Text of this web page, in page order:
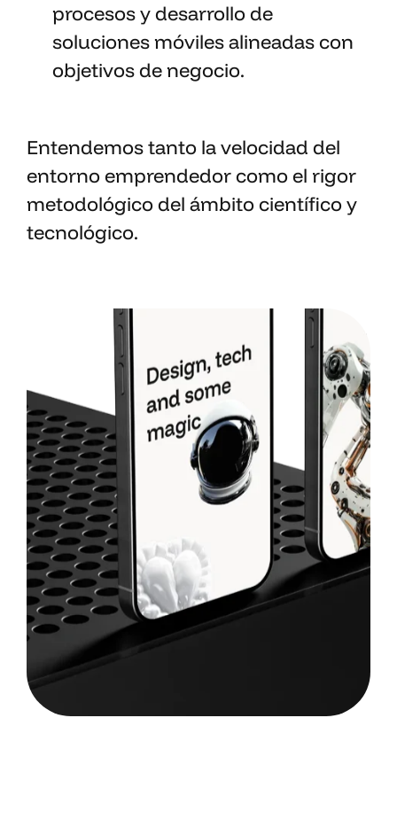
procesos y desarrollo de
soluciones móviles alineadas con
objetivos de negocio.
Entendemos tanto la velocidad del
entorno emprendedor como el rigor
metodológico del ámbito científico y
tecnológico.